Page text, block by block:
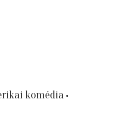
komédia